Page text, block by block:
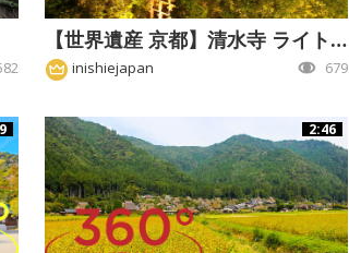
【世界遺産 京都】清水寺 ライトアップ
inishiejapan 679
2:46